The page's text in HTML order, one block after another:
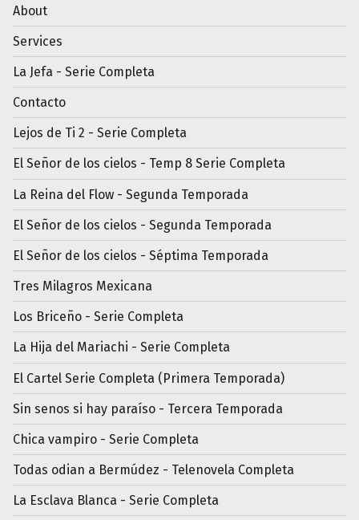
About
Services
La Jefa - Serie Completa
Contacto
Lejos de Ti 2 - Serie Completa
El Señor de los cielos - Temp 8 Serie Completa
La Reina del Flow - Segunda Temporada
El Señor de los cielos - Segunda Temporada
El Señor de los cielos - Séptima Temporada
Tres Milagros Mexicana
Los Briceño - Serie Completa
La Hija del Mariachi - Serie Completa
El Cartel Serie Completa (Primera Temporada)
Sin senos si hay paraíso - Tercera Temporada
Chica vampiro - Serie Completa
Todas odian a Bermúdez - Telenovela Completa
La Esclava Blanca - Serie Completa